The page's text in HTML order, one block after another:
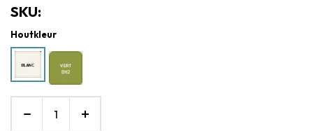
SKU:
Houtkleur